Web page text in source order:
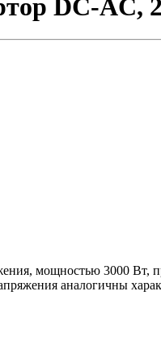
DC-AC,
мощностью 3000 Вт,
аналогичны